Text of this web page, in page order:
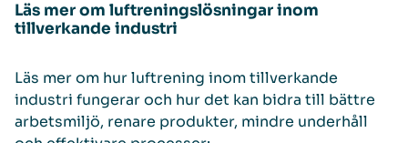
Läs mer om luftreningslösningar inom
tillverkande industri
Läs mer om hur luftrening inom tillverkande
industri fungerar och hur det kan bidra till bättre
arbetsmiljö, renare produkter, mindre underhåll